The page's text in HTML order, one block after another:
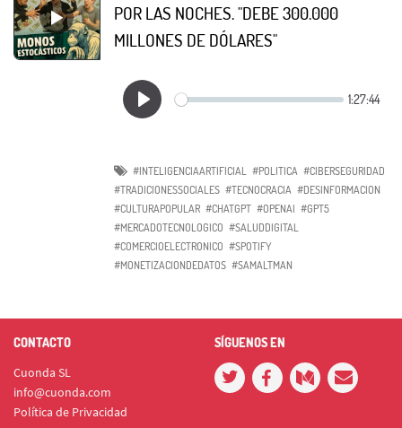
POR LAS NOCHES. "DEBE 300.000
MILLONES DE DÓLARES"
#INTELIGENCIAARTIFICIAL #POLITICA #CIBERSEGURIDAD
#TRADICIONESSOCIALES #TECNOCRACIA #DESINFORMACION
#CULTURAPOPULAR #CHATGPT #OPENAI #GPT5
#MERCADOTECNOLOGICO #SALUDDIGITAL
#COMERCIOELECTRONICO #SPOTIFY
#MONETIZACIONDEDATOS #SAMALTMAN
CONTACTO
Cuonda SL
info@cuonda.com
Política de Privacidad
SÍGUENOS EN